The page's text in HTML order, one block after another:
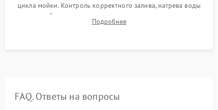
цикла мойки. Контроль корректного залива, нагрева воды
до нужной температуры, отсутствия посторонних шумов,
штатного слива и абсолютной сухости в поддоне.
Подробнее
FAQ. Ответы на вопросы